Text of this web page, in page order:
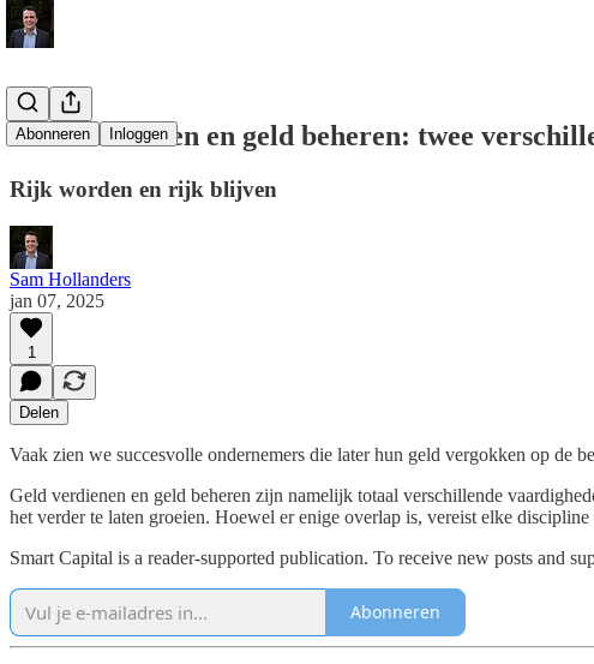
Abonneren Inloggen
Geld verdienen en geld beheren: twee
Rijk worden en rijk blijven
Sam Hollanders
jan 07, 2025
1
Delen
Vaak zien we succesvolle ondernemers die later hun geld vergokken op de
Geld verdienen en geld beheren zijn namelijk totaal verschillende
het verder te laten groeien. Hoewel er enige overlap is, vereist elke
Smart Capital is a reader-supported publication. To receive new posts and
Abonneren